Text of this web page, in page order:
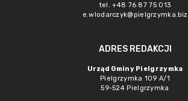
tel. +48 76 87 75 013
e.wlodarczyk@pielgrzymka.biz
ADRES REDAKCJI
Urząd Gminy Pielgrzymka
Pielgrzymka 109 A/1
59-524 Pielgrzymka